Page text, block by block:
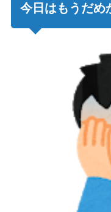
今日はもうだめ